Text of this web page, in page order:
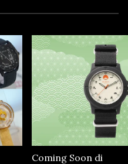
Coming Soon di